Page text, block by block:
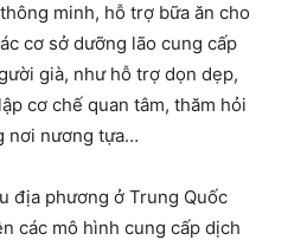
minh, hỗ trợ bữa ăn cho
cơ sở dưỡng lão cung cấp
già, như hỗ trợ dọn dẹp,
cơ chế quan tâm, thăm hỏi
nơi nương tựa…
địa phương ở Trung Quốc
các mô hình cung cấp dịch